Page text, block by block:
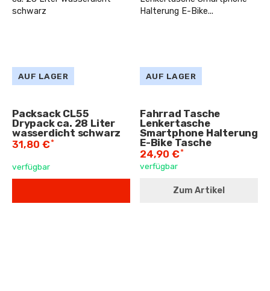
AUF LAGER
Packsack CL55
Drypack ca. 28 Liter
wasserdicht schwarz
31,80 €*
verfügbar
AUF LAGER
Fahrrad Tasche
Lenkertasche
Smartphone Halterung
E-Bike Tasche
24,90 €*
verfügbar
Zum Artikel